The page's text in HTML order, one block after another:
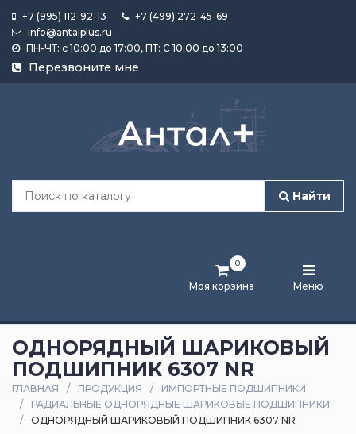
+7 (995) 112-92-13
+7 (499) 272-45-69
info@antalplus.ru
ПН-ЧТ: с 10:00 до 17:00, ПТ: С 10:00 до 13:00
Перезвоните мне
Найти
Моя корзина
0
Меню
Каталог
продукции
Лента
и
статьи
Оплата
доставка
ОДНОРЯДНЫЙ ШАРИКОВЫЙ
ПОДШИПНИК 6307 NR
ГЛАВНАЯ ПРОДУКЦИЯ
ИМПОРТНЫЕ ПОДШИПНИКИ
РАДИАЛЬНЫЕ ОДНОРЯДНЫЕ ШАРИКОВЫЕ ПОДШИПНИКИ
ОДНОРЯДНЫЙ ШАРИКОВЫЙ ПОДШИПНИК 6307 NR